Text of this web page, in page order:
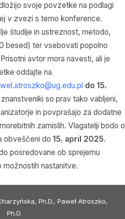
svoje povzetke na podlagi
v zvezi s temo konference.
študije in ustreznost, metodo,
besed) ter vsebovati popolno
avtor mora navesti, ali je
oddajte na
do 15.
so prav tako vabljeni,
in povprašajo za dodatne
zamislih. Vlagatelji bodo o
obveščeni do 15. april 2025.
posredovane ob sprejemu
možnostih nastanitve.
Ph.D., Paweł Atroszko,
Ph.D.